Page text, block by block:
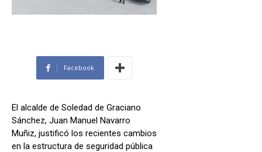
Facebook
El alcalde de Soledad de Graciano
Sánchez, Juan Manuel Navarro
Muñiz, justificó los recientes cambios
en la estructura de seguridad pública